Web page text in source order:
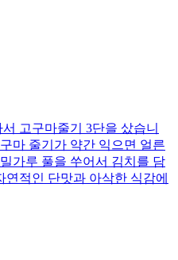
고구마줄기 3단을 샀습니
마 줄기가 약간 익으면 얼른
가루 풀을 쑤어서 김치를 담
적인 단맛과 아삭한 식감에